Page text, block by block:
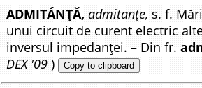
ADMITÁNȚĂ, admitanțe, s. f.
unui circuit de curent electric
inversul impedanței. – Din fr.
DEX '09 ) Copy to clipboard